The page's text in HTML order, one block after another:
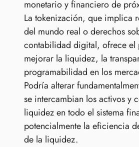
monetario y financiero de
La tokenización, que implica
del mundo real o derechos
contabilidad digital, ofrece el
mejorar la liquidez, la
programabilidad en los
Podría alterar
se intercambian los activos y
liquidez en todo el sistema
potencialmente la eficiencia
de la liquidez.